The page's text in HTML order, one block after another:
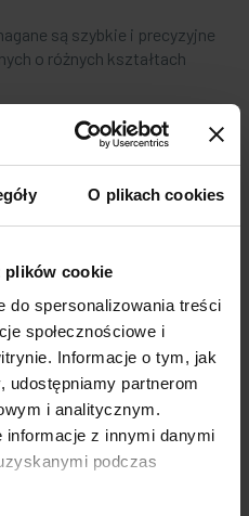
O plikach cookies
plików cookie
do spersonalizowania treści
społecznościowe i
Informacje o tym, jak
partnerom
i analitycznym.
informacje z innymi danymi
podczas
są szybkie i precyzyjne
o różnych kształtach
elementów
i wymagających wysokiej
w której potrzebne
o określonej średnicy